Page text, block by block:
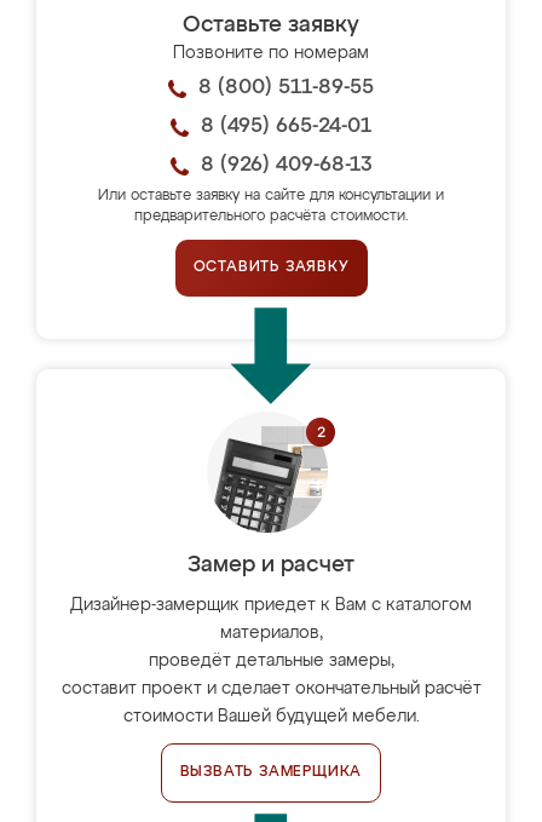
Оставьте заявку
Позвоните по номерам
8 (800) 511-89-55
8 (495) 665-24-01
8 (926) 409-68-13
Или оставьте заявку на сайте для консультации и
предварительного расчёта стоимости.
ОСТАВИТЬ ЗАЯВКУ
Замер и расчет
Дизайнер-замерщик приедет к Вам с каталогом
материалов,
проведёт детальные замеры,
составит проект и сделает окончательный расчёт
стоимости Вашей будущей мебели.
ВЫЗВАТЬ ЗАМЕРЩИКА